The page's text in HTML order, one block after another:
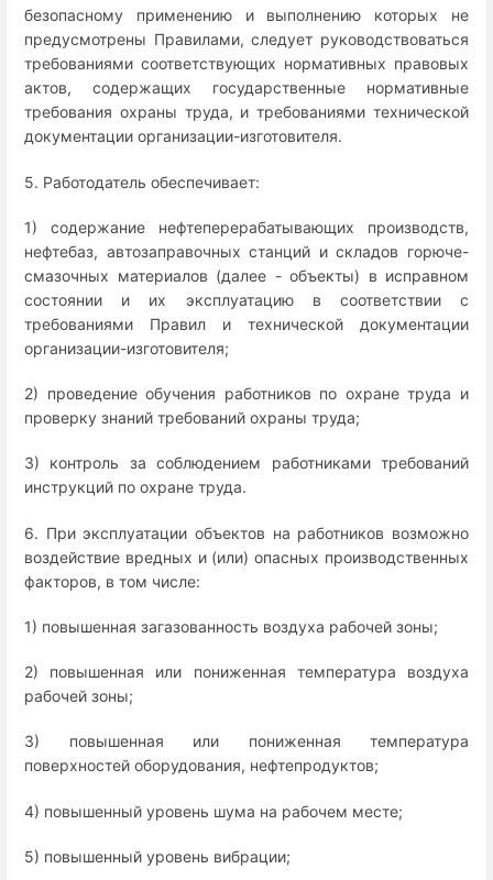
безопасному применению и выполнению которых не
предусмотрены Правилами, следует руководствоваться
требованиями соответствующих нормативных правовых
актов, содержащих государственные нормативные
требования охраны труда, и требованиями технической
документации организации-изготовителя.
5. Работодатель обеспечивает:
1) содержание нефтеперерабатывающих производств,
нефтебаз, автозаправочных станций и складов горюче-
смазочных материалов (далее - объекты) в исправном
состоянии и их эксплуатацию в соответствии с
требованиями Правил и технической документации
организации-изготовителя;
2) проведение обучения работников по охране труда и
проверку знаний требований охраны труда;
3) контроль за соблюдением работниками требований
инструкций по охране труда.
6. При эксплуатации объектов на работников возможно
воздействие вредных и (или) опасных производственных
факторов, в том числе:
1) повышенная загазованность воздуха рабочей зоны;
2) повышенная или пониженная температура воздуха
рабочей зоны;
3) повышенная или пониженная температура
поверхностей оборудования, нефтепродуктов;
4) повышенный уровень шума на рабочем месте;
5) повышенный уровень вибрации;